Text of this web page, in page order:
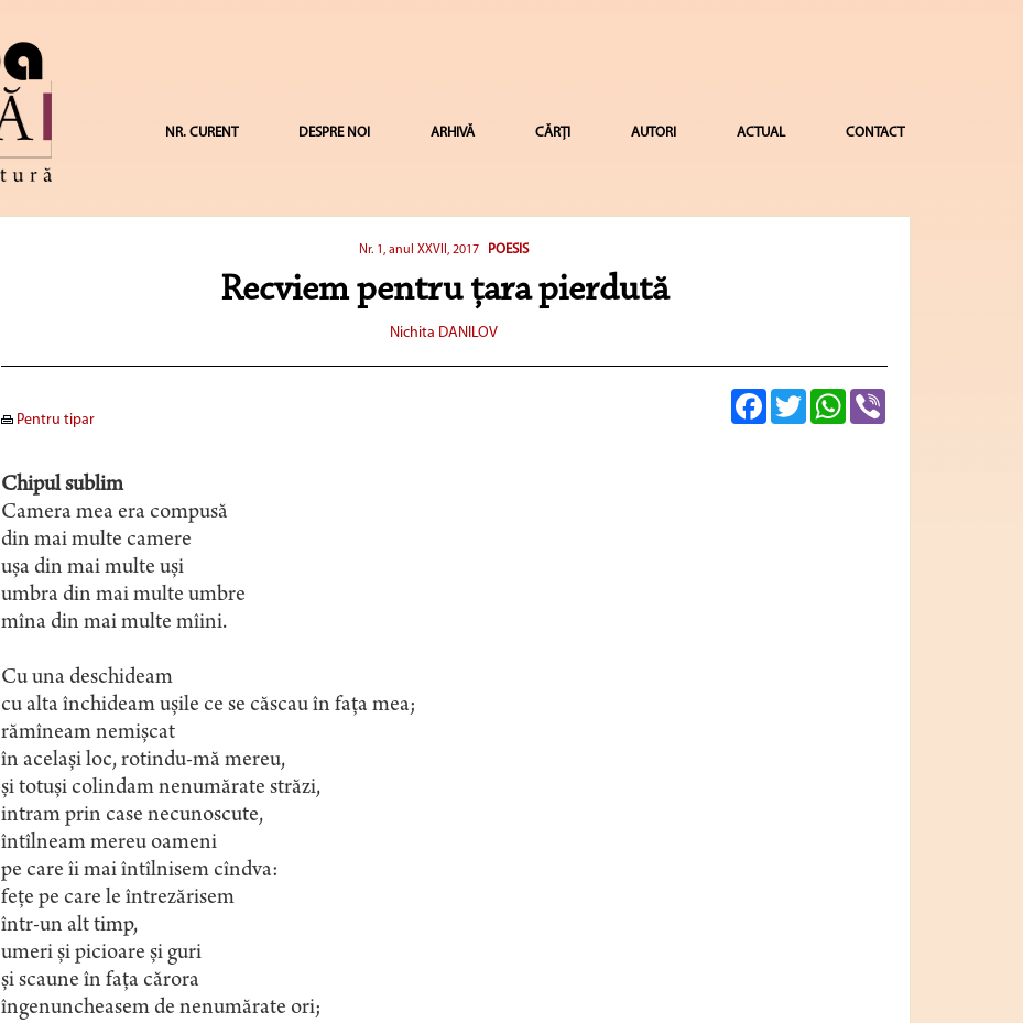
NR. CURENT DESPRE NOI ARHIVĂ CĂRȚI AUTORI ACTUAL CONTACT
Nr. 1, anul XXVII, 2017 POESIS
Recviem pentru țara pierdută
Nichita DANILOV
Pentru tipar
FacebookTwitterWhatsApp
Chipul sublim
Camera mea era compusă
din mai multe camere
ușa din mai multe uși
umbra din mai multe umbre
mîna din mai multe mîini.
Cu una deschideam
cu alta închideam ușile ce se căscau în fața mea;
rămîneam nemișcat
în același loc, rotindu-mă mereu,
și totuși colindam nenumărate străzi,
intram prin case necunoscute,
întîlneam mereu oameni
pe care îi mai întîlnisem cîndva:
fețe pe care le întrezărisem
într-un alt timp,
umeri și picioare și guri
și scaune în fața cărora
îngenuncheasem de nenumărate ori;